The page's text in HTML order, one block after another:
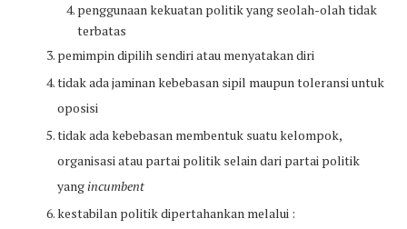
penggunaan kekuatan politik yang seolah-olah tidak
terbatas
pemimpin dipilih sendiri atau menyatakan diri
tidak ada jaminan kebebasan sipil maupun toleransi untuk
oposisi
tidak ada kebebasan membentuk suatu kelompok,
organisasi atau partai politik selain dari partai politik
yangincumbent
kestabilan politik dipertahankan melalui :